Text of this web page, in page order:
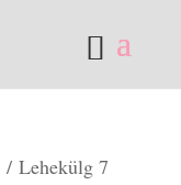
/ Lehekülg 7